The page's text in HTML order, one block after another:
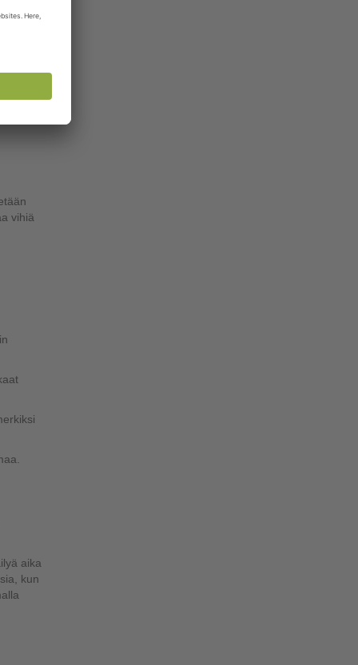
vihiä
aika
kun